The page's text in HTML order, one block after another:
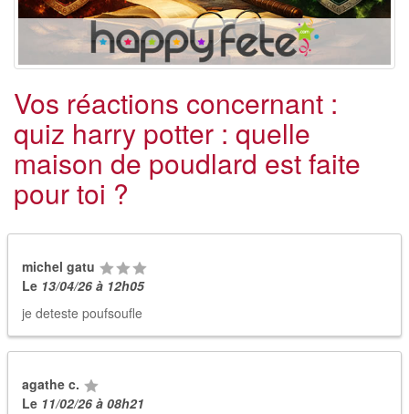
Vos réactions concernant :
quiz harry potter : quelle
maison de poudlard est faite
pour toi ?
michel gatu
Le 13/04/26 à 12h05
je deteste poufsoufle
agathe c.
Le 11/02/26 à 08h21